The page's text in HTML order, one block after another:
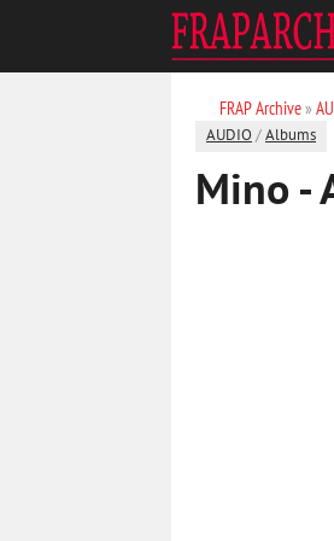
FRAP Archive»
AUDIO /Albums
Mino -